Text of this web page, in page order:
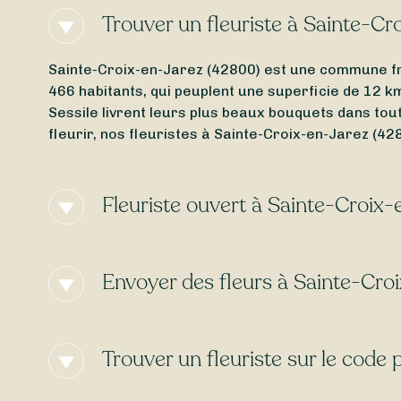
Trouver un fleuriste à Sainte-
Sainte-Croix-en-Jarez (42800) est une commune
466 habitants, qui peuplent une superficie de 12
Sessile livrent leurs plus beaux bouquets dans
fleurir, nos fleuristes à Sainte-Croix-en-Jarez
Fleuriste ouvert à Sainte-
Jarez (42800) ? Peu importe le jour et l’heure,
dimancheou bien unfleuriste ouvert le lundi ,
Envoyer des fleurs à Sainte-
demain
ou à la date qui vous convient. Certains
livraison estgratuite dans certains cas !
Trouver un fleuriste sur le code